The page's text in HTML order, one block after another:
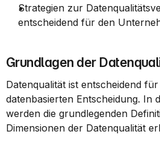
Strategien zur
entscheidend für den
Grundlagen der
Datenqualität ist entscheidend
datenbasierten Entscheidung. In
werden die grundlegenden
Dimensionen der Datenqualität